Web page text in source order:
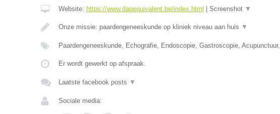
Website: https://www.dapequivalent.be/index.html Screenshot ▼
Onze missie: paardengeneeskunde op kliniek niveau aan huis ▼
Paardengeneeskunde, Echografie, Endoscopie, Gastroscopie, Acupunctuur,
Er wordt gewerkt op afspraak.
Laatste facebook posts ▼
Sociale media: